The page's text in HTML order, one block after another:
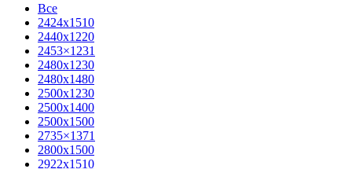
Все
2424х1510
2440х1220
2453×1231
2480х1230
2480х1480
2500х1230
2500х1400
2500х1500
2735×1371
2800х1500
2922х1510